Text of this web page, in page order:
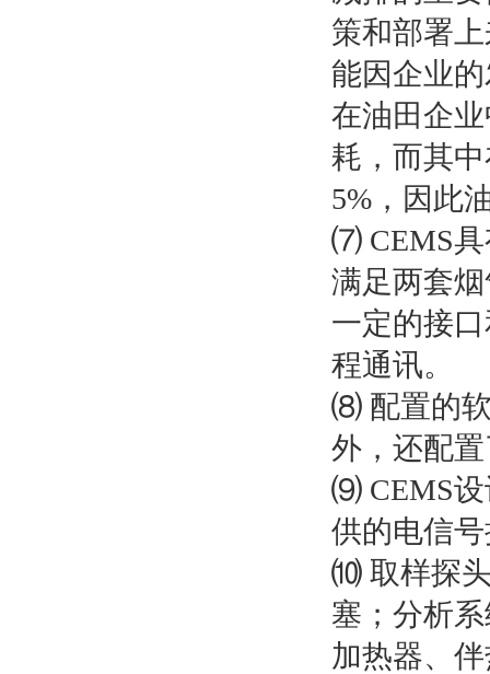
策和部署
能因企业
在油田企
耗，而其
5%，因此
⑺ CEMS具
满足两套
一定的接
程通讯。
⑻ 配置的
外，还配
⑼ CEMS设
供的电信
⑽ 取样探
塞；分析
加热器、